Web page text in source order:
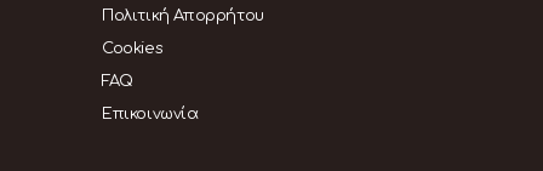
Πολιτική Απορρήτου
Cookies
FAQ
Επικοινωνία